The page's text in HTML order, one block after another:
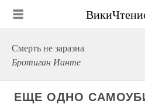
Смерть не заразна
Бротиган Ианте
ЕЩЕ ОДНО